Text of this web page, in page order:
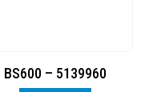
BS600 – 5139960